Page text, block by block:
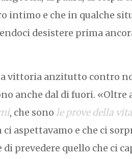
intimo e che in qualche
desistere prima
vittoria anzitutto contro
anche dal di fuori. «Oltre
, che sono le prove della vita
aspettavamo e che ci
prevedere quello che ci